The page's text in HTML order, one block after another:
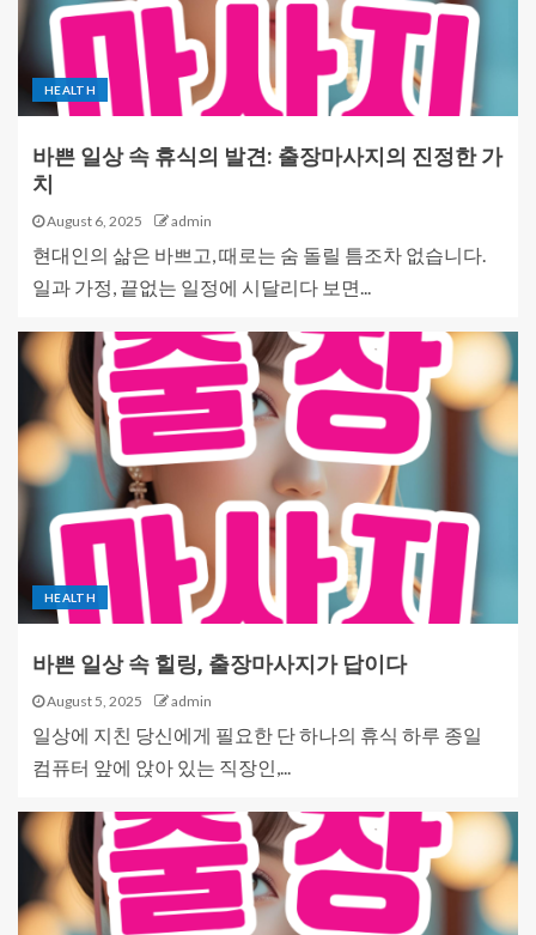
HEALTH
바쁜 일상 속 휴식의 발견: 출장마사지의 진정한 가
치
August 6, 2025 admin
현대인의 삶은 바쁘고, 때로는 숨 돌릴 틈조차 없습니다.
일과 가정, 끝없는 일정에 시달리다 보면...
HEALTH
바쁜 일상 속 힐링, 출장마사지가 답이다
August 5, 2025 admin
일상에 지친 당신에게 필요한 단 하나의 휴식 하루 종일
컴퓨터 앞에 앉아 있는 직장인,...